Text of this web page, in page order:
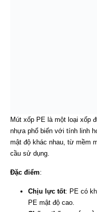
Mút xốp PE là một loại xốp
nhựa phổ biến với tính linh
mật độ khác nhau, từ mềm
cầu sử dụng.
Đặc điểm:
Chịu lực tốt: PE có
PE mật độ cao.